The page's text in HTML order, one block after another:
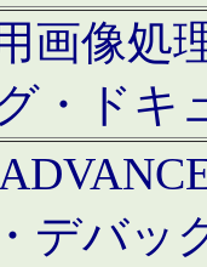
画像
・ドキ
デバッ